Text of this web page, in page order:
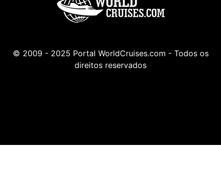
© 2009 - 2025 Portal WorldCruises.com - Todos os
direitos reservados